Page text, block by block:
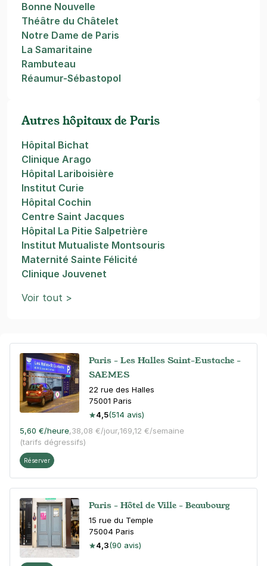
Paris - Les Halles Saint-Eustache -
SAEMES
22 rue des Halles
75001 Paris
4,5(514 avis)
5,60 €/heure,38,08 €/jour,169,12 €/semaine
(tarifs dégressifs)
Réserver
Paris - Hôtel de Ville - Beaubourg
15 rue du Temple
75004 Paris
4,3(90 avis)
Bonne Nouvelle
Théâtre du Châtelet
Notre Dame de Paris
La Samaritaine
Rambuteau
Réaumur-Sébastopol
Autres hôpitaux de Paris
Hôpital Bichat
Clinique Arago
Hôpital Lariboisière
Institut Curie
Hôpital Cochin
Centre Saint Jacques
Hôpital La Pitie Salpetrière
Institut Mutualiste Montsouris
Maternité Sainte Félicité
Clinique Jouvenet
Voir tout >